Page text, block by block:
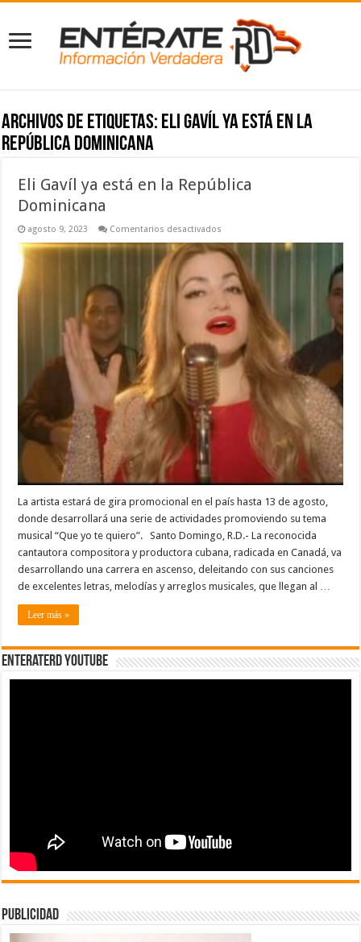
Archivos de etiquetas: Eli Gavíl ya está en la
República Dominicana
Eli Gavíl ya está en la República
Dominicana
agosto 9, 2023 Comentarios desactivados
Gavíl
ya
está
en
la
República
Dominicana
La artista estará de gira promocional en el país hasta 13 de agosto,
donde desarrollará una serie de actividades promoviendo su tema
musical “Que yo te quiero”. Santo Domingo, R.D.- La reconocida
cantautora compositora y productora cubana, radicada en Canadá, va
desarrollando una carrera en ascenso, deleitando con sus canciones
de excelentes letras, melodías y arreglos musicales, que llegan al …
Leer más »
EnterateRD YOUTUBE
publicidad